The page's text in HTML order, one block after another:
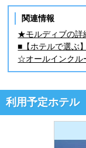
関連情報
★モルディブの詳
■【ホテルで選ぶ
☆オールインクル
利用予定ホテル